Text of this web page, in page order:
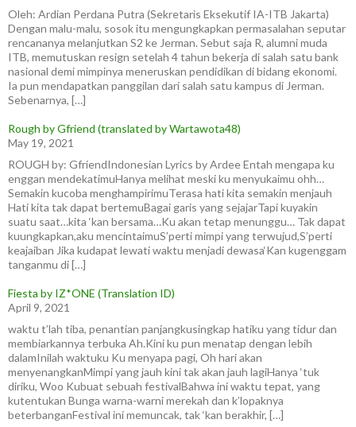
Oleh: Ardian Perdana Putra (Sekretaris Eksekutif IA-ITB Jakarta)
Dengan malu-malu, sosok itu mengungkapkan permasalahan seputar
rencananya melanjutkan S2 ke Jerman. Sebut saja R, alumni muda
ITB, memutuskan resign setelah 4 tahun bekerja di salah satu bank
nasional demi mimpinya meneruskan pendidikan di bidang ekonomi.
Ia pun mendapatkan panggilan dari salah satu kampus di Jerman.
Sebenarnya, […]
Rough by Gfriend (translated by Wartawota48)
May 19, 2021
ROUGH by: GfriendIndonesian Lyrics by Ardee Entah mengapa ku
enggan mendekatimuHanya melihat meski ku menyukaimu ohh…
Semakin kucoba menghampirimuTerasa hati kita semakin menjauh
Hati kita tak dapat bertemuBagai garis yang sejajarTapi kuyakin
suatu saat…kita ‘kan bersama…Ku akan tetap menunggu… Tak dapat
kuungkapkan,aku mencintaimuS’perti mimpi yang terwujud,S’perti
keajaiban Jika kudapat lewati waktu menjadi dewasa‘Kan kugenggam
tanganmu di […]
Fiesta by IZ*ONE (Translation ID)
April 9, 2021
waktu t’lah tiba, penantian panjangkusingkap hatiku yang tidur dan
membiarkannya terbuka Ah.Kini ku pun menatap dengan lebih
dalamInilah waktuku Ku menyapa pagi, Oh hari akan
menyenangkanMimpi yang jauh kini tak akan jauh lagiHanya ‘tuk
diriku, Woo Kubuat sebuah festivalBahwa ini waktu tepat, yang
kutentukan Bunga warna-warni merekah dan k’lopaknya
beterbanganFestival ini memuncak, tak ‘kan berakhir, […]